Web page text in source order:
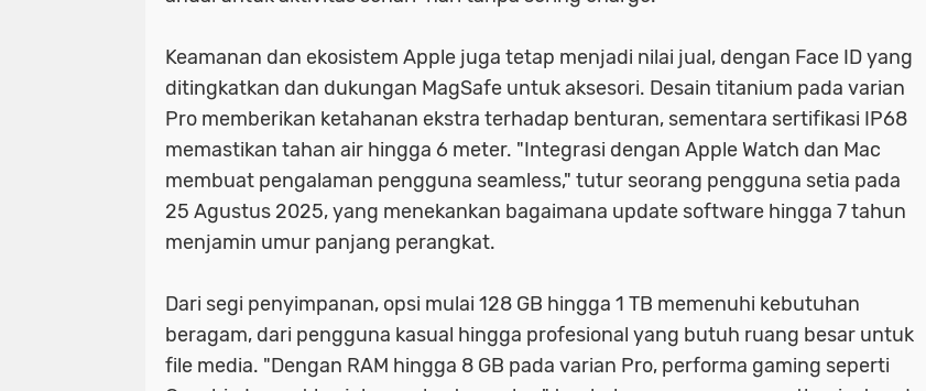
Keamanan dan ekosistem Apple juga tetap menjadi nilai jual, dengan Face ID yang
ditingkatkan dan dukungan MagSafe untuk aksesori. Desain titanium pada varian
Pro memberikan ketahanan ekstra terhadap benturan, sementara sertifikasi IP68
memastikan tahan air hingga 6 meter. "Integrasi dengan Apple Watch dan Mac
membuat pengalaman pengguna seamless," tutur seorang pengguna setia pada
25 Agustus 2025, yang menekankan bagaimana update software hingga 7 tahun
menjamin umur panjang perangkat.
Dari segi penyimpanan, opsi mulai 128 GB hingga 1 TB memenuhi kebutuhan
beragam, dari pengguna kasual hingga profesional yang butuh ruang besar untuk
file media. "Dengan RAM hingga 8 GB pada varian Pro, performa gaming seperti